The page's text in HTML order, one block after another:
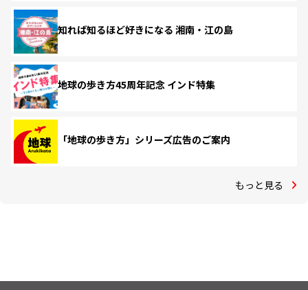
知れば知るほど好きになる 湘南・江の島
地球の歩き方45周年記念 インド特集
「地球の歩き方」シリーズ広告のご案内
もっと見る